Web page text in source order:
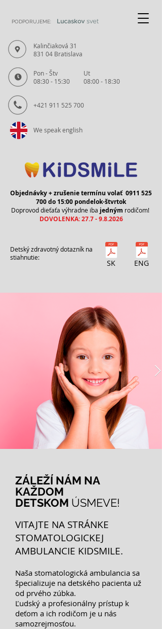
Kalinčiaková 31
831 04 Bratislava
Pon - Štv
08:30 - 15:30
We speak english
+421 911 525 700
Ut
08:00 - 18:30
Objednávky + zrušenie termínu volať 0911 525
700do 15:00 pondelok-štvrtok
Doprovod dieťaťa výhradne iba jedným rodičom!
DOVOLENKA:27.7 - 9.8.2026
SK
Detský zdravotný dotazník na
stiahnutie:
PODPORUJEME:
ENG
ZÁLEŽÍ NÁM NA
KAŽDOM
DETSKOM ÚSMEVE!
VITAJTE NA STRÁNKE
STOMATOLOGICKEJ
AMBULANCIE KIDSMILE.
Naša stomatologická ambulancia sa
špecializuje na detského pacienta už
od prvého zúbka.
Ľudský a profesionálny prístup k
deťom a ich rodičom je u nás
samozrejmosťou.